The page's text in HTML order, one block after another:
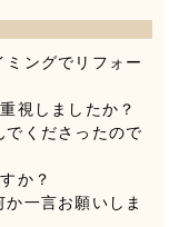
ングでリフォー
視しましたか？
くださったので
か？
一言お願いしま